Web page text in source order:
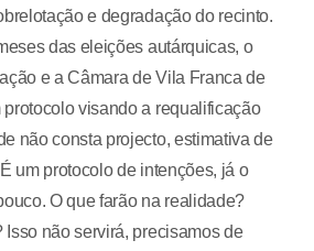
e degradação do recinto.
das eleições autárquicas, o
e a Câmara de Vila Franca de
visando a requalificação
não consta projecto, estimativa de
um protocolo de intenções, já o
O que farão na realidade?
Isso não servirá, precisamos de